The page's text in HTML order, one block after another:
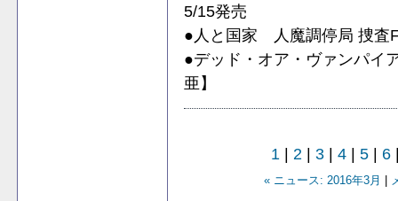
5/15発売
●人と国家 人魔調停局 捜査
●デッド・オア・ヴァンパ
亜】
1 | 2 | 3| 4| 5| 6
« ニュース: 2016年3月 |